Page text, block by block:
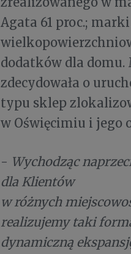
Agata 61 proc.;
dodatków dla
zdecydowała o
typu sklep
w Oświęcimiu i jego
- Wychodząc
dla Klientów
w różnych
realizujemy taki
dynamiczną